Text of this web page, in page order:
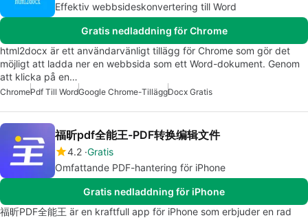
Effektiv webbsideskonvertering till Word
Gratis nedladdning för Chrome
html2docx är ett användarvänligt tillägg för Chrome som gör det
möjligt att ladda ner en webbsida som ett Word-dokument. Genom
att klicka på en…
ChromePdf Till WordGoogle Chrome-TilläggDocx Gratis
福昕pdf全能王-PDF转换编辑文件
4.2 Gratis
Omfattande PDF-hantering för iPhone
Gratis nedladdning för iPhone
福昕PDF全能王 är en kraftfull app för iPhone som erbjuder en rad